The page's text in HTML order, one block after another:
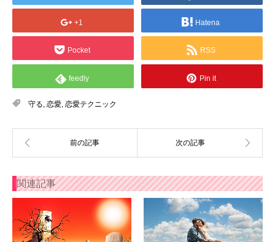
+1 Hatena
Pocket RSS
feedly Pin it
守る, 恋愛, 恋愛テクニック
関連記事